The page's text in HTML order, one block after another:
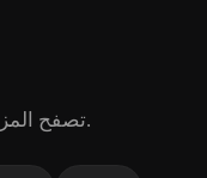
تصفح المزيد من التصنيفات الفرعية في حيوانات.